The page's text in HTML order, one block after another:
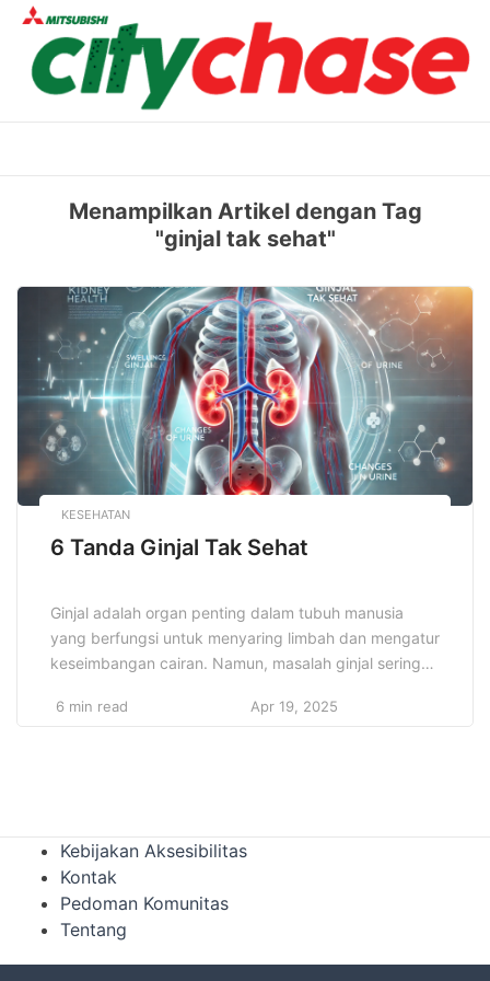
Skip
content
Menampilkan Artikel dengan Tag
"ginjal tak sehat"
KESEHATAN
6 Tanda Ginjal Tak Sehat
Ginjal adalah organ penting dalam tubuh manusia
yang berfungsi untuk menyaring limbah dan mengatur
keseimbangan cairan. Namun, masalah ginjal sering
bisa sangat halus. Mengidentifikasi “6 Tanda Ginjal
6 min read Apr 19, 2025
Kebijakan Aksesibilitas
Kontak
Pedoman Komunitas
Tentang